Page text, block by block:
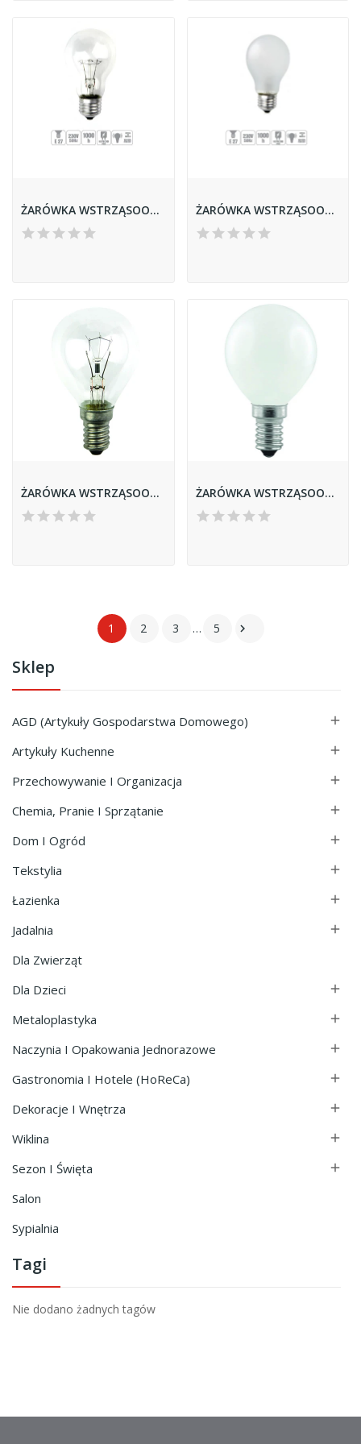
Sklep
AGD (Artykuły Gospodarstwa Domowego) 
Artykuły Kuchenne 
Przechowywanie I Organizacja 
Chemia, Pranie I Sprzątanie 
Dom I Ogród 
Tekstylia 
Łazienka 
Jadalnia 
Dla Zwierząt
Dla Dzieci

Metaloplastyka 
Naczynia I Opakowania Jednorazowe 
Gastronomia I Hotele (HoReCa) 
Dekoracje I Wnętrza 
Wiklina 
Sezon I Święta 
Salon
Sypialnia
Tagi
Nie dodano żadnych tagów
ŻARÓWKA WSTRZĄSOODPORNA GLIS-75CL 75W E27 A55... ŻARÓWKA WSTRZĄSOODPORNA GLIS-75FR 75W E27 A55...
ŻARÓWKA WSTRZĄSOODPORNA RLIS-25CL 25W E14 KULKA... ŻARÓWKA WSTRZĄSOODPORNA RLIS-25FR 25W E14 KULKA...
1 2 3 … 5 